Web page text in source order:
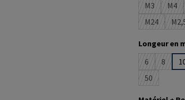
M3
(Cette
M4
M24
(Cette
Longeur en
6
(Cette
8
(Cette
50
(Cette